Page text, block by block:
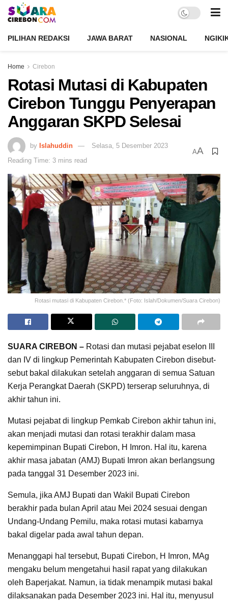
PILIHAN REDAKSI JAWA BARAT NASIONAL
Home Cirebon
Rotasi Mutasi di Kabupaten
Cirebon Tunggu Penyerapan
Anggaran SKPD Selesai
by Islahuddin
Selasa, 5 Desember 2023
Reading Time: 3 mins read
AA
Rotasi mutasi di Kabupaten Cirebon.* (Foto: Islah/Dokumen/Suara Cirebon)
SUARA CIREBON – Rotasi dan mutasi pejabat eselon III
dan IV di lingkup Pemerintah Kabupaten Cirebon disebut-
sebut bakal dilakukan setelah anggaran di semua Satuan
Kerja Perangkat Daerah (SKPD) terserap seluruhnya, di
akhir tahun ini.
Mutasi pejabat di lingkup Pemkab Cirebon akhir tahun ini,
akan menjadi mutasi dan rotasi terakhir dalam masa
kepemimpinan Bupati Cirebon, H Imron. Hal itu, karena
akhir masa jabatan (AMJ) Bupati Imron akan berlangsung
pada tanggal 31 Desember 2023 ini.
Semula, jika AMJ Bupati dan Wakil Bupati Cirebon
berakhir pada bulan April atau Mei 2024 sesuai dengan
Undang-Undang Pemilu, maka rotasi mutasi kabarnya
bakal digelar pada awal tahun depan.
Menanggapi hal tersebut, Bupati Cirebon, H Imron, MAg
mengaku belum mengetahui hasil rapat yang dilakukan
oleh Baperjakat. Namun, ia tidak menampik mutasi bakal
dilaksanakan pada Desember 2023 ini. Hal itu, menyusul